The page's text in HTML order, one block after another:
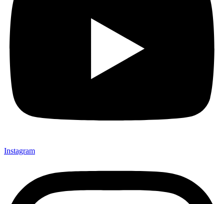
Instagram